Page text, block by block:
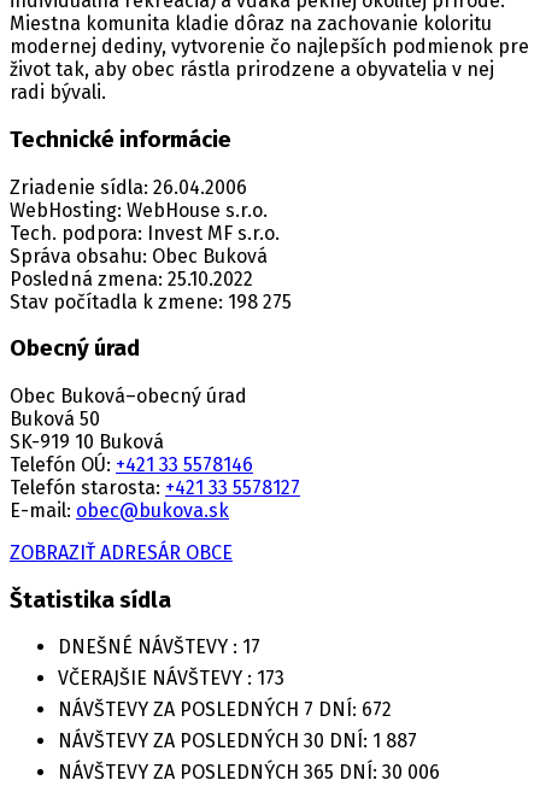
Miestna komunita kladie dôraz na zachovanie koloritu
modernej dediny, vytvorenie čo najlepších podmienok pre
život tak, aby obec rástla prirodzene a obyvatelia v nej
radi bývali.
Technické informácie
Zriadenie sídla: 26.04.2006
WebHosting: WebHouse s.r.o.
Tech. podpora: Invest MF s.r.o.
Správa obsahu: Obec Buková
Posledná zmena: 25.10.2022
Stav počítadla k zmene: 198 275
Obecný úrad
Obec Buková–obecný úrad
Buková 50
SK-919 10 Buková
Telefón OÚ: +421 33 5578146
Telefón starosta: +421 33 5578127
E-mail: obec@bukova.sk
ZOBRAZIŤ ADRESÁR OBCE
Štatistika sídla
DNEŠNÉ NÁVŠTEVY : 17
VČERAJŠIE NÁVŠTEVY : 173
NÁVŠTEVY ZA POSLEDNÝCH 7 DNÍ: 672
NÁVŠTEVY ZA POSLEDNÝCH 30 DNÍ: 1 887
NÁVŠTEVY ZA POSLEDNÝCH 365 DNÍ: 30 006